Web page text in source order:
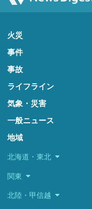
火災
事件
事故
ライフライン
気象・災害
一般ニュース
地域
北海道・東北
関東
北陸・甲信越